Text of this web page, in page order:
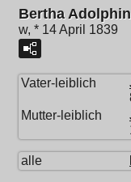
Bertha
w, * 14 April 1839
Vater-leiblich
Mutter-leiblich
alle